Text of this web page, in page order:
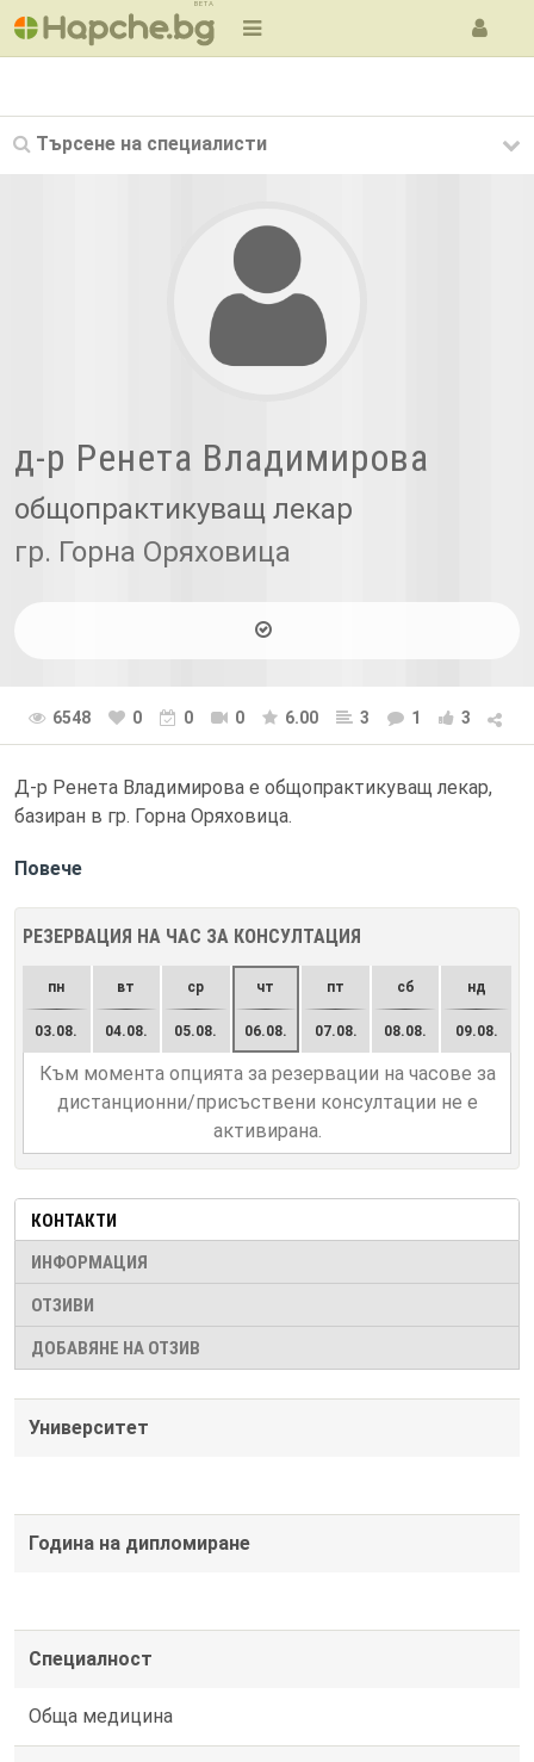
BETA
Търсене на специалисти
д-р Ренета Владимирова
общопрактикуващ лекар
гр. Горна Оряховица
6548 0 0 0 6.00 3 1 3
Д-р Ренета Владимирова е общопрактикуващ лекар,
базиран в гр. Горна Оряховица.
Повече
РЕЗЕРВАЦИЯ НА ЧАС ЗА КОНСУЛТАЦИЯ
пн
03.08.
вт
04.08.
ср
05.08.
чт
06.08.
пт
07.08.
сб
08.08.
нд
09.08.
Към момента опцията за резервации на часове за
дистанционни/присъствени консултации не е
активирана.
КОНТАКТИ
ИНФОРМАЦИЯ
ОТЗИВИ
ДОБАВЯНЕ НА ОТЗИВ
Университет
Година на дипломиране
Специалност
Обща медицина